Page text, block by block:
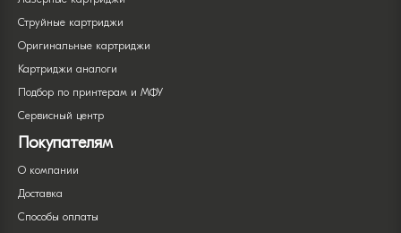
Струйные картриджи
Оригинальные картриджи
Картриджи аналоги
Подбор по принтерам и МФУ
Сервисный центр
Покупателям
О компании
Доставка
Способы оплаты